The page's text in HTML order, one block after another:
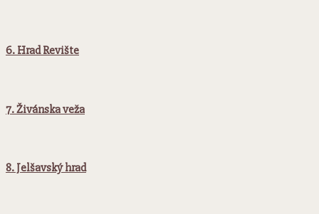
6. Hrad Revište
7. Živánska veža
8. Jelšavský hrad